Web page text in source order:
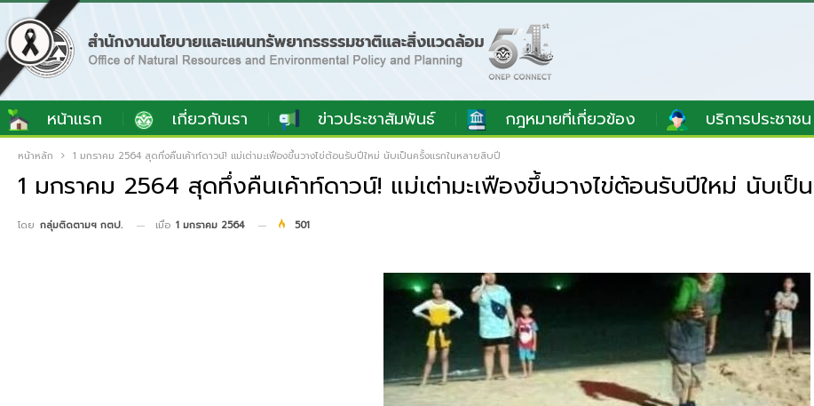
หน้าแรก เกี่ยวกับเรา ข่าวประชาสัมพันธ์ กฎหมายที่เกี่ยวข้อง บริการประชาชน
หน้าหลัก 1 มกราคม 2564 สุดทึ่งคืนเค้าท์ดาวน์! แม่เต่ามะเฟืองขึ้นวางไข่ต้อนรับปีใหม่ นับเป็นครั้งแรกในหลายสิบปี
1 มกราคม 2564 สุดทึ่งคืนเค้าท์ดาวน์! แม่เต่ามะเฟืองขึ้นวางไข่ต้อนรับปีใหม่ นับเป็
โดย กลุ่มติดตามฯ กตป. เมื่อ 1 มกราคม 2564 501